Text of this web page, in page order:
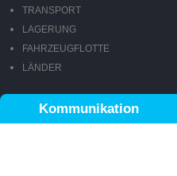
TRANSPORT
LAGERUNG
FAHRZEUGFLOTTE
LÄNDER
Kommunikation